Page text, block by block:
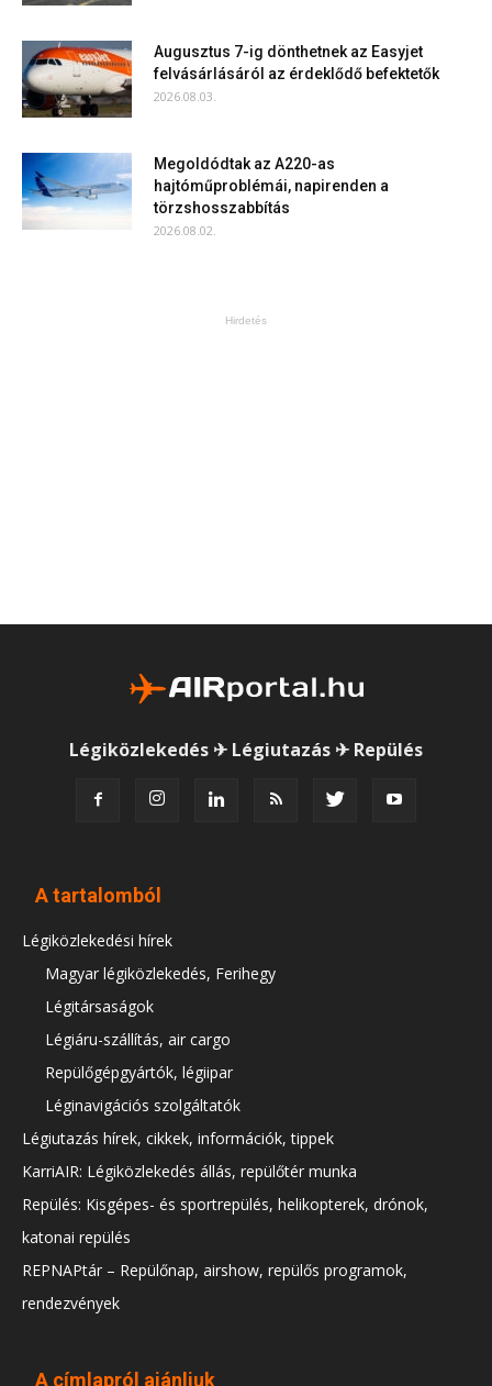
Augusztus 7-ig dönthetnek az Easyjet
felvásárlásáról az érdeklődő befektetők
2026.08.03.
Megoldódtak az A220-as
hajtóműproblémái, napirenden a
törzshosszabbítás
2026.08.02.
Hirdetés
Légiközlekedés ✈ Légiutazás ✈ Repülés
A tartalomból
Légiközlekedési hírek
Magyar légiközlekedés, Ferihegy
Légitársaságok
Légiáru-szállítás, air cargo
Repülőgépgyártók, légiipar
Léginavigációs szolgáltatók
Légiutazás hírek, cikkek, információk, tippek
KarriAIR: Légiközlekedés állás, repülőtér munka
Repülés: Kisgépes- és sportrepülés, helikopterek, drónok,
katonai repülés
REPNAPtár – Repülőnap, airshow, repülős programok,
rendezvények
A címlapról ajánljuk